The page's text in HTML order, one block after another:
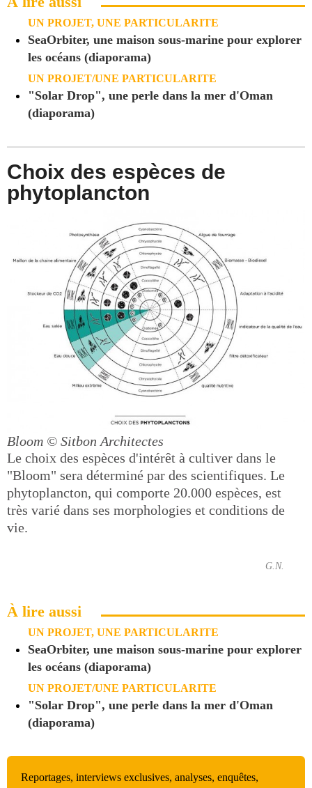
UN PROJET, UNE PARTICULARITE
SeaOrbiter, une maison sous-marine pour explorer
les océans (diaporama)
UN PROJET/UNE PARTICULARITE
"Solar Drop", une perle dans la mer d'Oman
(diaporama)
Choix des espèces de
phytoplancton
Bloom © Sitbon Architectes
Le choix des espèces d'intérêt à cultiver dans le
"Bloom" sera déterminé par des scientifiques. Le
phytoplancton, qui comporte 20.000 espèces, est
très varié dans ses morphologies et conditions de
vie.
G.N.
À lire aussi
UN PROJET, UNE PARTICULARITE
SeaOrbiter, une maison sous-marine pour explorer
les océans (diaporama)
UN PROJET/UNE PARTICULARITE
"Solar Drop", une perle dans la mer d'Oman
(diaporama)
Reportages, interviews exclusives, analyses, enquêtes,